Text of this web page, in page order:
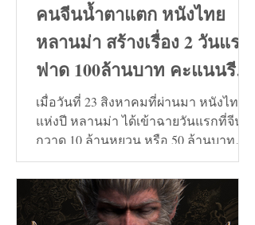
คนจีนน้ำตาแตก หนังไทย
หลานม่า สร้างเรื่อง 2 วันแรก
ฟาด 100ล้านบาท คะแนนรีวิว
9+
เมื่อวันที่ 23 สิงหาคมที่ผ่านมา หนังไทย
แห่งปี หลานม่า ได้เข้าฉายวันแรกที่จีน
กวาด 10 ล้านหยวน หรือ 50 ล้านบาท
และวันที่ 24 สิงหาคมทะลุ...